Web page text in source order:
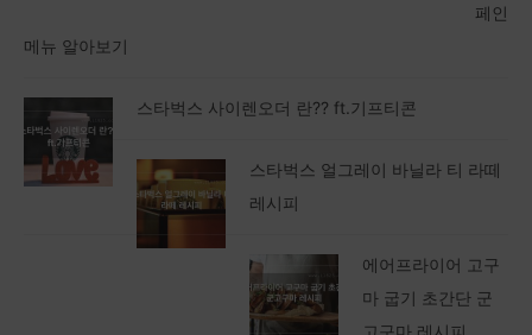
페인
메뉴 알아보기
스타벅스 사이렌오더 란?? ft.기프티콘
스타벅스 얼그레이 바닐라 티 라떼
레시피
에어프라이어 고구
마 굽기 초간단 군
고구마 레시피